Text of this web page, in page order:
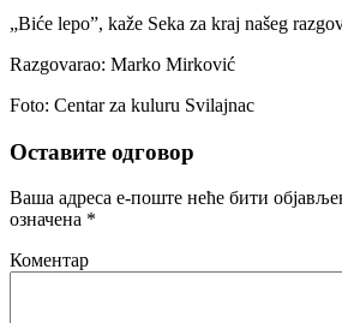
„Biće lepo”, kaže Seka za kraj našeg
Razgovarao: Marko Mirković
Foto: Centar za kuluru Svilajnac
Оставите одговор
Ваша адреса е-поште неће бити
означена *
Коментар